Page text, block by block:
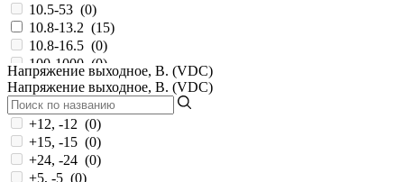
10.5-53 (0)
10.8-13.2 (15)
10.8-16.5 (0)
100-1000 (0)
100...370 (0)
100...373(0)
100...380(0)
100...430(0
100...591(0
100...745( 0
Напряжение выходное, В. (VDC)
Напряжение выходное, В. (VDC)
+12, -12 (0)
+15, -15 (0)
+24, -24 (0)
+5, -5 (0)